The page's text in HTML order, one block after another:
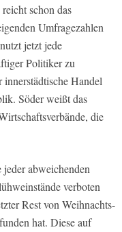
schon das
Umfragezahlen
jetzt jede
Politiker zu
Handel
Söder weißt das
die
abweichenden
verboten
Rest von Weihnachts-
hat. Diese auf